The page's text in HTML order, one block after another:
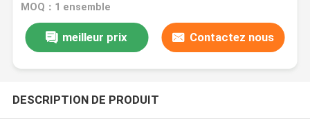
MOQ：1 ensemble
meilleur prix Contactez nous
DESCRIPTION DE PRODUIT